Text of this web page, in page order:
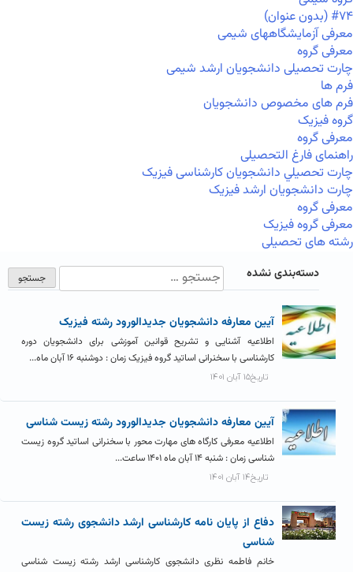
#۷۴ (بدون عنوان)
معرفی آزمایشگاههای شیمی
معرفی گروه
چارت تحصیلی دانشجویان ارشد شیمی
فرم ها
فرم های مخصوص دانشجویان
گروه فیزیک
معرفی گروه
راهنمای فارغ التحصیلی
چارت تحصيلي دانشجویان کارشناسی فیزیک
چارت دانشجویان ارشد فیزیک
معرفی گروه
معرفی گروه فیزیک
رشته های تحصیلی
دسته‌بندی نشده
آیین معارفه دانشجویان جدیدالورود رشته فیزیک
اطلاعیه آشنایی و تشریح قوانین آموزشی برای دانشجویان دوره
کارشناسی با سخنرانی اساتید گروه فیزیک زمان : دوشنبه ۱۶ آبان ماه...
تاریخ۱۵ آبان ۱۴۰۱
آیین معارفه دانشجویان جدیدالورود رشته زیست شناسی
اطلاعیه معرفی کارگاه های مهارت محور با سخنرانی اساتید گروه زیست
شناسی زمان : شنبه ۱۴ آبان ماه ۱۴۰۱ ساعت...
تاریخ۱۴ آبان ۱۴۰۱
دفاع از پایان نامه کارشناسی ارشد دانشجوی رشته زیست
شناسی
خانم فاطمه نظری دانشجوی کارشناسی ارشد رشته زیست شناسی